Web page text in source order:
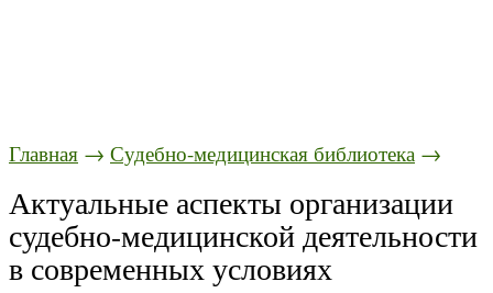
Главная → Судебно-медицинская библиотека →
Актуальные аспекты организации
судебно-медицинской деятельности
в современных условиях